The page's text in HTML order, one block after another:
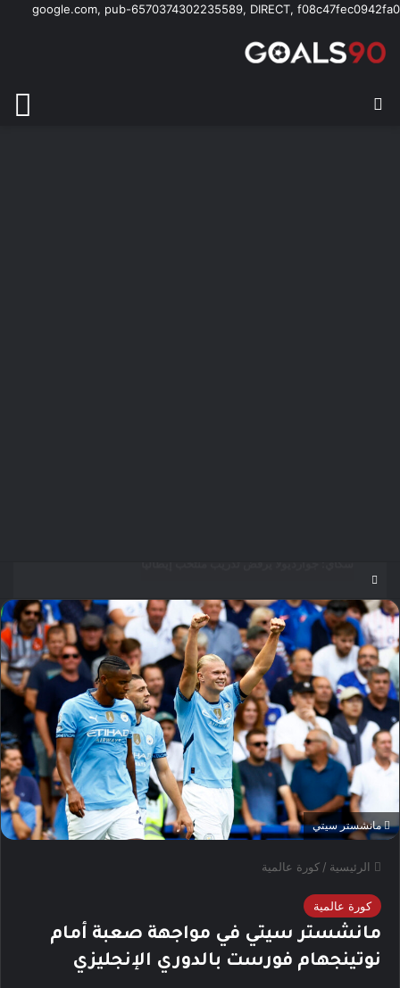
google.com, pub-6570374302235589, DIRECT, f08c47fec0942fa0
مانشستر سيتي
الرئيسية / كورة عالمية
كورة عالمية
مانشستر سيتي في مواجهة صعبة أمام
نوتينجهام فورست بالدوري الإنجليزي